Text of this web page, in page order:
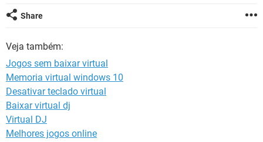
GUIA DE COMPRAS
INSTAGRAM
GUIA DE COMPRAS
Share
Veja também:
Jogos sem baixar virtual
Memoria virtual windows 10
Desativar teclado virtual
Baixar virtual dj
Virtual DJ
Melhores jogos online